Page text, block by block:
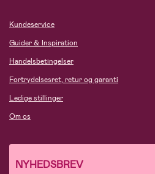
Kundeservice
Guider & Inspiration
Handelsbetingelser
Fortrydelsesret, retur og garanti
Ledige stillinger
Om os
NYHEDSBREV